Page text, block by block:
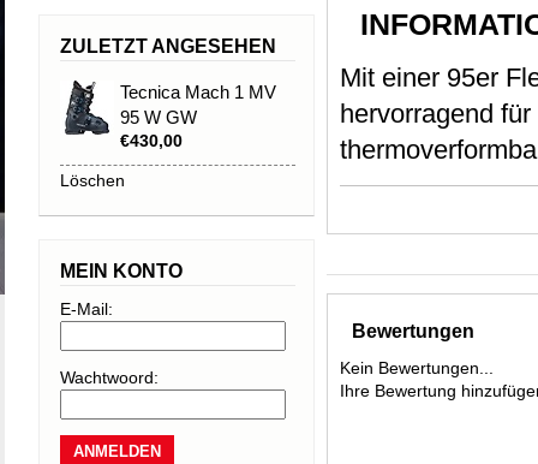
Mit einer 95er
hervorragend
und
nutzt die
dadurch die
Füße, auch bei
der Schuh
Bewertungen
Kein Bewertungen...
Ihre Bewertung
ZULETZT ANGESEHEN
Tecnica Mach 1 MV
95 W GW
€430,00
Löschen
MEIN KONTO
E-Mail:
Wachtwoord: